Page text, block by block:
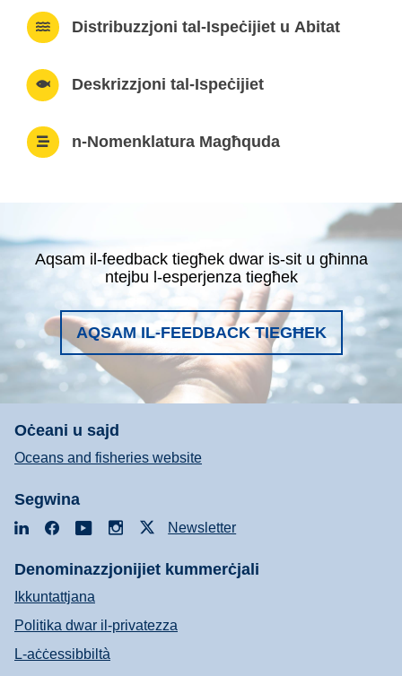
Distribuzzjoni tal-Ispeċijiet u Abitat
Deskrizzjoni tal-Ispeċijiet
n-Nomenklatura Magħquda
Aqsam il-feedback tiegħek dwar is-sit u għinna
ntejbu l-esperjenza tiegħek
AQSAM IL-FEEDBACK TIEGĦEK
Oċeani u sajd
Oceans and fisheries website
Segwina
LinkedInFacebookYouTubeInstagramNewsletter
Denominazzjonijiet kummerċjali
Ikkuntattjana
Politika dwar il-privatezza
L-aċċessibbiltà